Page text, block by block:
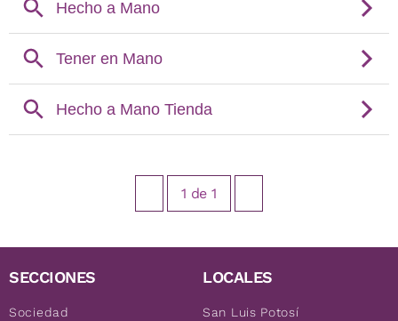
1 de 1
SECCIONES
Sociedad
LOCALES
San Luis Potosí